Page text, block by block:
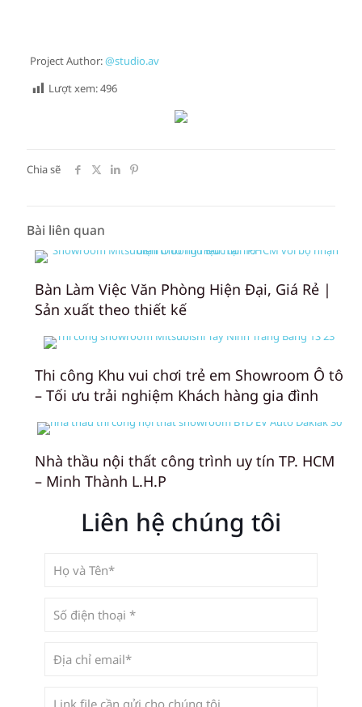
Project Author:@studio.av
Lượt xem:496
Chia sẽ
Bài liên quan
Bàn Làm Việc Văn Phòng Hiện Đại, Giá Rẻ |
Sản xuất theo thiết kế
Thi công Khu vui chơi trẻ em Showroom Ô tô
– Tối ưu trải nghiệm Khách hàng gia đình
Nhà thầu nội thất công trình uy tín TP. HCM
– Minh Thành L.H.P
Liên hệ chúng tôi